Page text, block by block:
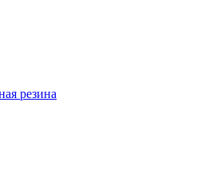
резина